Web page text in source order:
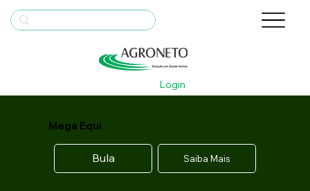
Login
Mega Equi
Bula Saiba Mais